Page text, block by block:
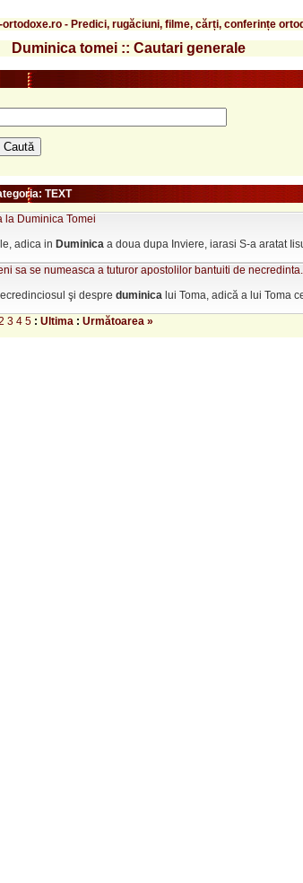
- Predici, rugăciuni, filme, cărți, conferințe
Duminica tomei :: Cautari generale
TEXT
la Duminica Tomei
adica in Duminica a doua dupa Inviere, iarasi S-a aratat
sa se numeasca a tuturor apostolilor bantuiti de
şi despre duminica lui Toma, adică a lui Toma
3 4 5 : Ultima : Următoarea »